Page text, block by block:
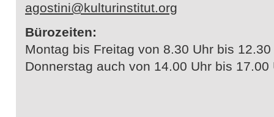
agostini@kulturinstitut.org
Bürozeiten:
Montag bis Freitag von 8.30 Uhr bis
Donnerstag auch von 14.00 Uhr bis 17.00